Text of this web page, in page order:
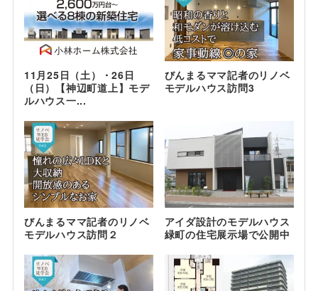
11月25日（土）・26日
（日）【神辺町道上】モデ
ルハウス一...
びんまるママ記者のリノベ
モデルハウス訪問3
びんまるママ記者のリノベ
モデルハウス訪問２
アイダ設計のモデルハウス
緑町の住宅展示場で公開中